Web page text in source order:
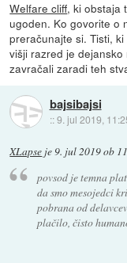
Welfare cliff, ki obstaja
ugoden. Ko govorite o
preračunajte si. Tisti,
višji razred je
zavračali zaradi teh
bajsibajsi
::9. jul 2019,
XLapse je9. jul 2019 ob
povsod je temna
da smo mesojedci
pobrana od
plačilo, čisto